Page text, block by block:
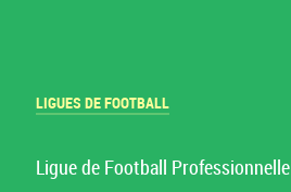
LIGUES DE FOOTBALL
Ligue de Football Professionnelle